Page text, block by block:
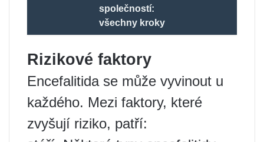
společností:
všechny kroky
Rizikové faktory
Encefalitida se může vyvinout u
každého. Mezi faktory, které
zvyšují riziko, patří: